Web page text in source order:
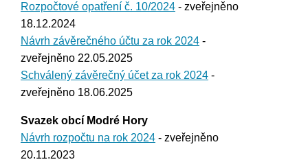
Rozpočtové opatření č. 10/2024 - zveřejněno
18.12.2024
Návrh závěrečného účtu za rok 2024 -
zveřejněno 22.05.2025
Schválený závěrečný účet za rok 2024 -
zveřejněno 18.06.2025
Svazek obcí Modré Hory
Návrh rozpočtu na rok 2024 - zveřejněno
20.11.2023